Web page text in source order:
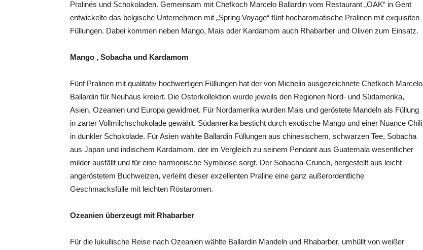
Pralinés und Schokoladen. Gemeinsam mit Chefkoch Marcelo Ballardin vom Restaurant „OAK“ in Gent
entwickelte das belgische Unternehmen mit „Spring Voyage“ fünf hocharomatische Pralinen mit exquisiten
Füllungen. Dabei kommen neben Mango, Mais oder Kardamom auch Rhabarber und Oliven zum Einsatz.
Mango , Sobacha und Kardamom
Fünf Pralinen mit qualitativ hochwertigen Füllungen hat der von Michelin ausgezeichnete Chefkoch Marcelo
Ballardin für Neuhaus kreiert. Die Osterkollektion wurde jeweils den Regionen Nord- und Südamerika,
Asien, Ozeanien und Europa gewidmet. Für Nordamerika wurden Mais und geröstete Mandeln als Füllung
in zarter Vollmilchschokolade gewählt. Südamerika besticht durch exotische Mango und einer Nuance Chili
in dunkler Schokolade. Für Asien wählte Ballardin Füllungen aus chinesischem, schwarzen Tee, Sobacha
aus Japan und indischem Kardamom, der im Vergleich zu seinem Pendant aus Guatemala wesentlicher
milder ausfällt und für eine harmonische Symbiose sorgt. Der Sobacha-Crunch, hergestellt aus leicht
angeröstetem Buchweizen, verleiht dieser exzellenten Praline eine ganz außerordentliche
Geschmacksfülle mit leichten Röstaromen.
Ozeanien überzeugt mit Rhabarber
Für die lukullische Reise nach Ozeanien wählte Ballardin Mandeln und Rhabarber, umhüllt von weißer